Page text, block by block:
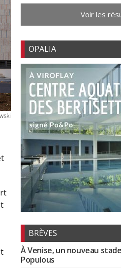
Voir les
OPALIA
BRÈVES
À Venise, un nouveau
Populous